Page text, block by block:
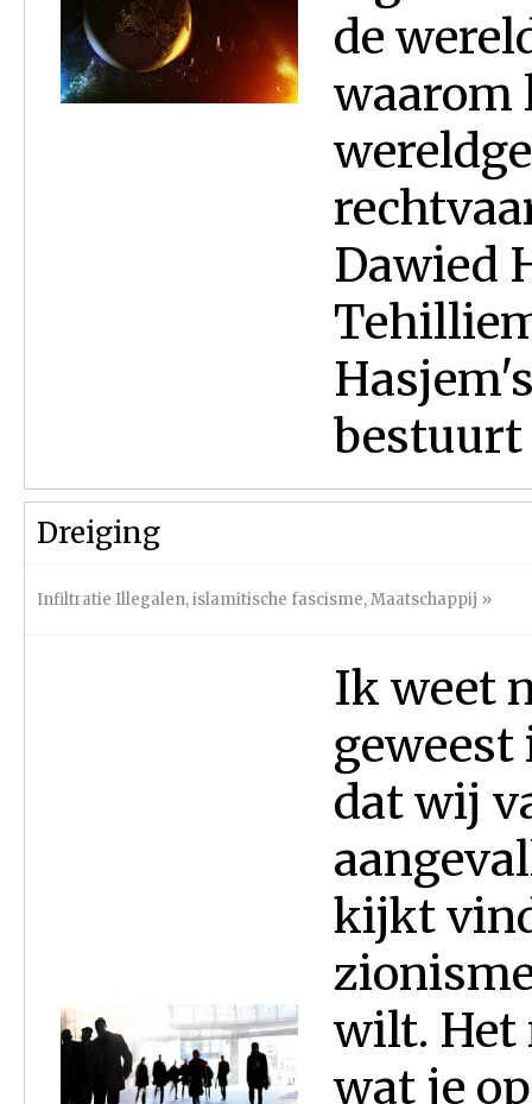
de
waarom
Dawied
bestuurt
Dreiging
Infiltratie Illegalen,islamitische fascisme,Maatschappij »
Ik weet
geweest
dat wij
kijkt
wilt. Het
wat je